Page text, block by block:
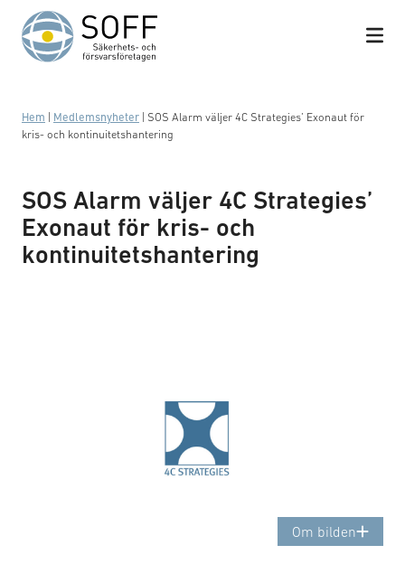
Hoppa till innehåll
Hem Medlemsnyheter
SOS Alarm väljer 4C Strategies’ Exonaut för
kris- och kontinuitetshantering
SOS Alarm väljer 4C Strategies’
Exonaut för kris- och
kontinuitetshantering
Om bilden
Logotyp: 4C Strategies